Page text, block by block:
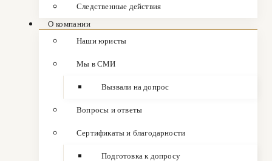
Следственные действия
О компании
Наши юристы
Мы в СМИ
Вызвали на допрос
Вопросы и ответы
Сертификаты и благодарности
Подготовка к допросу